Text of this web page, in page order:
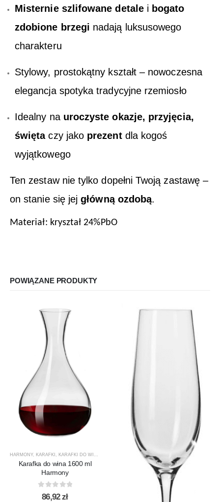
Misternie szlifowane detalei bogato
zdobione brzegi nadają luksusowego
charakteru
Stylowy, prostokątny kształt – nowoczesna
elegancja spotyka tradycyjne rzemiosło
Idealny na uroczyste okazje, przyjęcia,
świętaczy jako prezentdla kogoś
wyjątkowego
Ten zestaw nie tylko dopełni Twoją zastawę –
on stanie się jejgłówną ozdobą.
Materiał: kryształ 24%PbO
POWIĄZANE PRODUKTY
HARMONY, KARAFKI KARAFKI DO WINA KARAFKI DO WODY,KROSNO GLASS PRODUCENCI
Karafka do wina 1600 ml
Harmony
out of 5
86,92zł